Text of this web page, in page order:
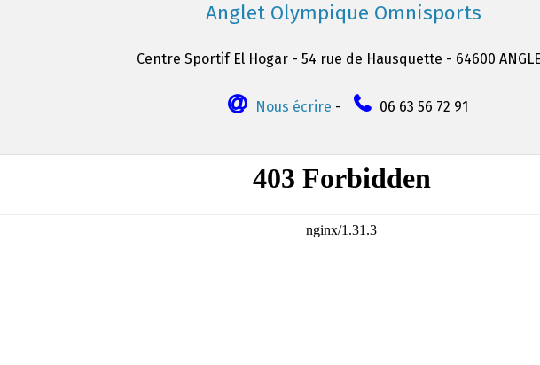
Anglet Olympique Omnisports
Centre Sportif El Hogar - 54 rue de Hausquette - 64600
Nous écrire - 06 63 56 72 91